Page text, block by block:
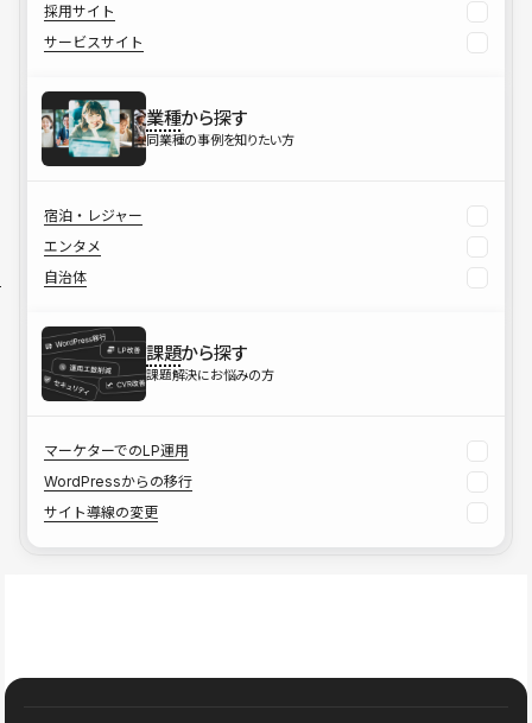
採用サイト
サービスサイト
業種から探す
同業種の事例を知りたい方
宿泊・レジャー
エンタメ
自治体
課題から探す
課題解決にお悩みの方
マーケターでのLP運用
WordPressからの移行
サイト導線の変更